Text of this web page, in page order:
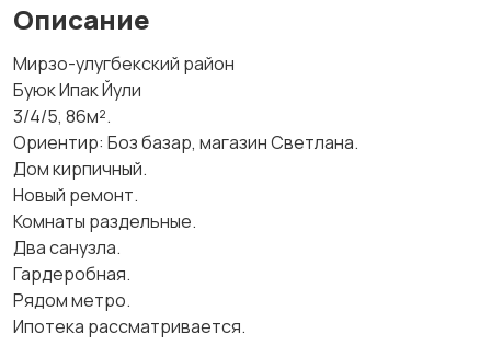
Описание
Мирзо-улугбекский район
Буюк Ипак Йули
3/4/5, 86м².
Ориентир: Боз базар, магазин Светлана.
Дом кирпичный.
Новый ремонт.
Комнаты раздельные.
Два санузла.
Гардеробная.
Рядом метро.
Ипотека рассматривается.